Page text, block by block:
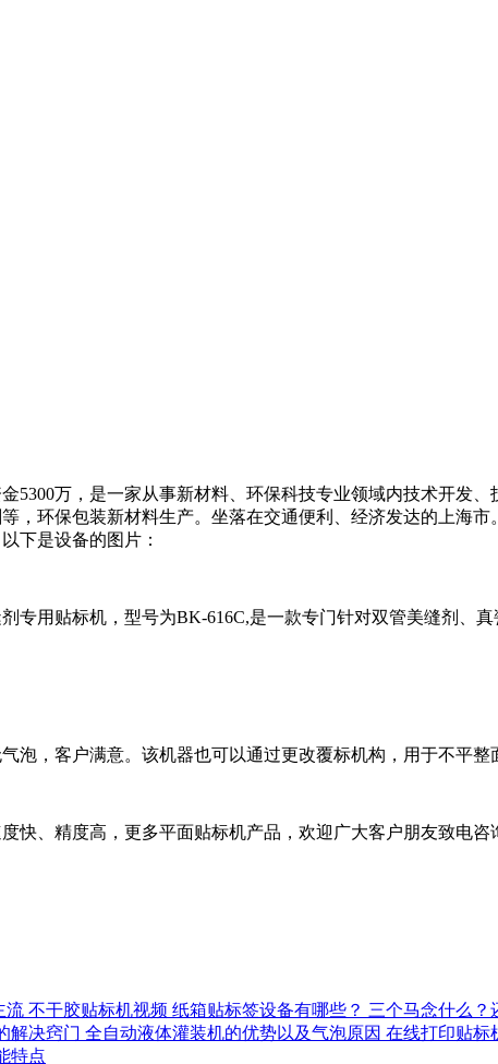
5300万，是一家从事新材料、环保科技专业领域内技术开发
，环保包装新材料生产。坐落在交通便利、经济发达的上海
下是设备的图片：
专用贴标机，型号为BK-616C,是一款专门针对双管美缝剂、
泡，客户满意。该机器也可以通过更改覆标机构，用于不平整
、精度高，更多平面贴标机产品，欢迎广大客户朋友致电咨
流 不干胶贴标机视频 纸箱贴标签设备有哪些？ 三个马念什么
解决窍门 全自动液体灌装机的优势以及气泡原因 在线打印贴标
特点